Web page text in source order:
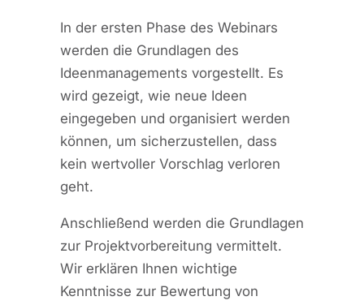
In der ersten Phase des Webinars
werden die Grundlagen des
Ideenmanagements vorgestellt. Es
wird gezeigt, wie neue Ideen
eingegeben und organisiert werden
können, um sicherzustellen, dass
kein wertvoller Vorschlag verloren
geht.
Anschließend werden die Grundlagen
zur Projektvorbereitung vermittelt.
Wir erklären Ihnen wichtige
Kenntnisse zur Bewertung von